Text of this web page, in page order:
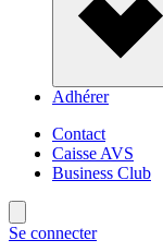
Adhérer
Contact
Caisse AVS
Business Club
Se connecter